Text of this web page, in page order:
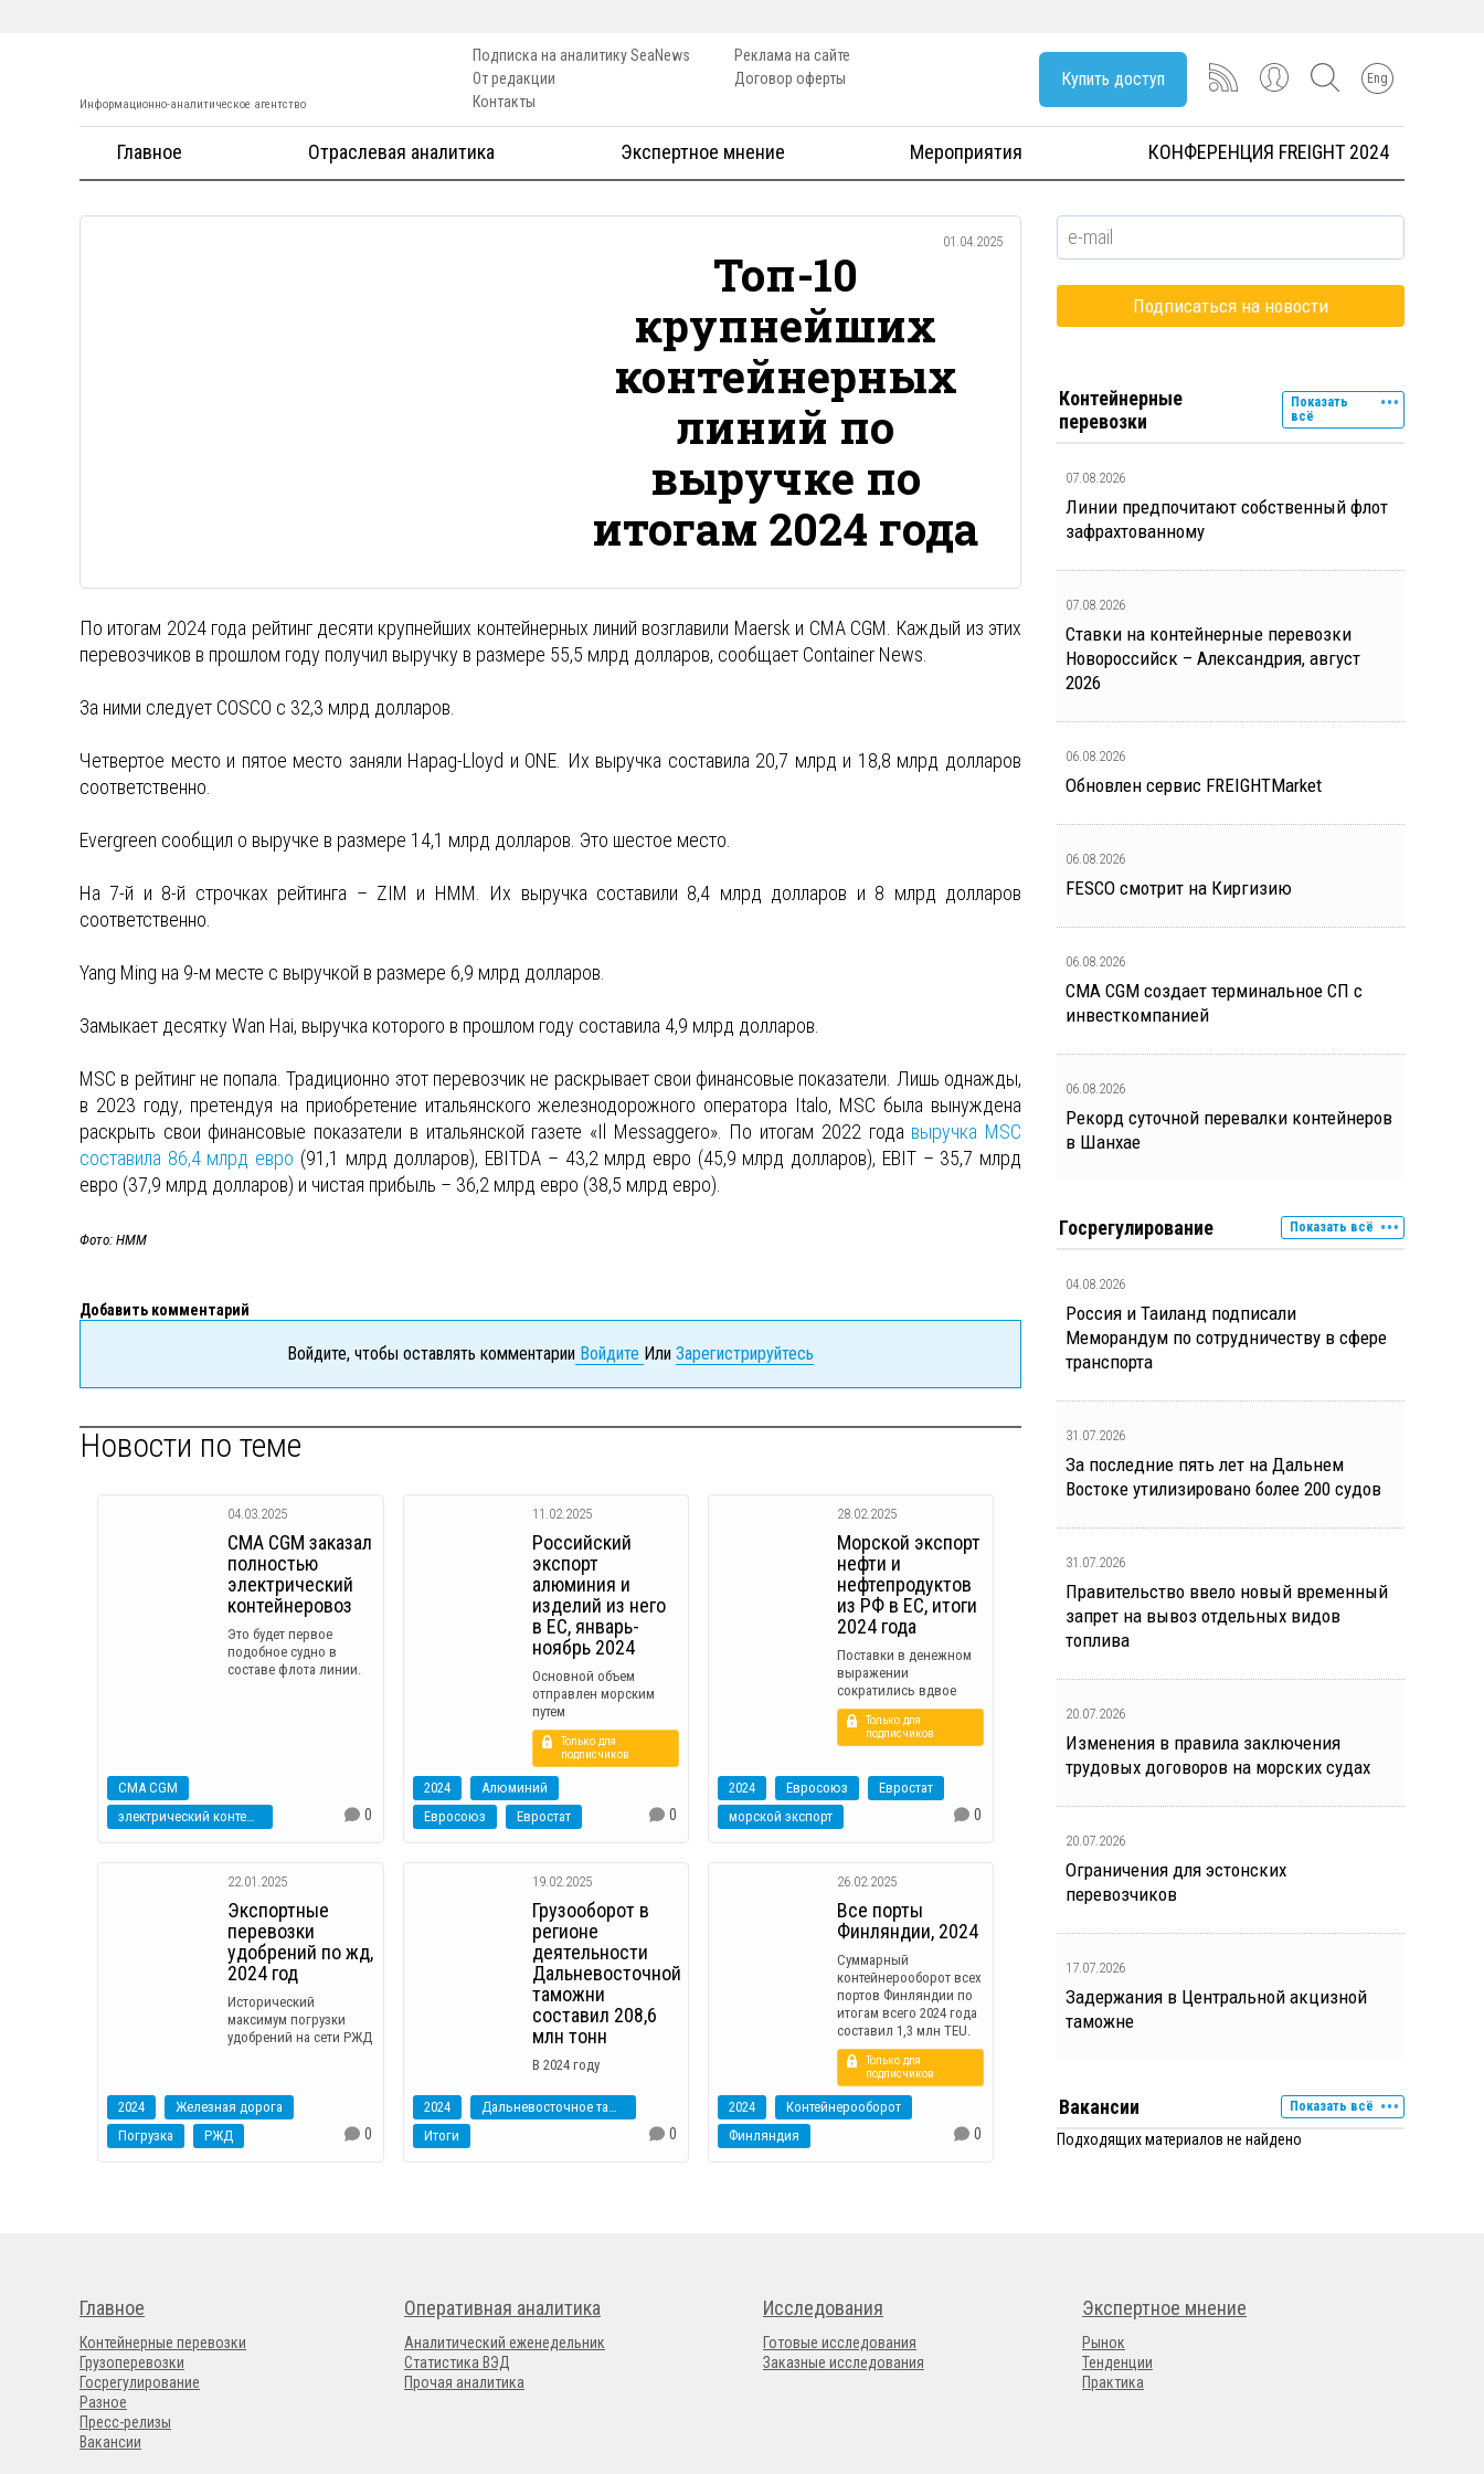
Информационно-аналитическое агентство
Подписка на аналитику SeaNews
От редакции
Контакты
Реклама на сайте
Договор оферты
Купить доступ Eng
Главное Отраслевая аналитика Экспертное мнение Мероприятия КОНФЕРЕНЦИЯ FREIGHT 2024
01.04.2025
Топ-10
крупнейших
контейнерных
линий по
выручке по
итогам 2024 года
По итогам 2024 года рейтинг десяти крупнейших контейнерных линий возглавили Maersk и CMA CGM. Каждый из этих
перевозчиков в прошлом году получил выручку в размере 55,5 млрд долларов, сообщает Container News.
За ними следует COSCO с 32,3 млрд долларов.
Четвертое место и пятое место заняли Hapag-Lloyd и ONE. Их выручка составила 20,7 млрд и 18,8 млрд долларов
соответственно.
Evergreen сообщил о выручке в размере 14,1 млрд долларов. Это шестое место.
На 7-й и 8-й строчках рейтинга – ZIM и HMM. Их выручка составили 8,4 млрд долларов и 8 млрд долларов
соответственно.
Yang Ming на 9-м месте с выручкой в размере 6,9 млрд долларов.
Замыкает десятку Wan Hai, выручка которого в прошлом году составила 4,9 млрд долларов.
MSC в рейтинг не попала. Традиционно этот перевозчик не раскрывает свои финансовые показатели. Лишь однажды,
в 2023 году, претендуя на приобретение итальянского железнодорожного оператора Italo, MSC была вынуждена
раскрыть свои финансовые показатели в итальянской газете «Il Messaggero». По итогам 2022 года выручка MSC
составила 86,4 млрд евро (91,1 млрд долларов), EBITDA – 43,2 млрд евро (45,9 млрд долларов), EBIT – 35,7 млрд
евро (37,9 млрд долларов) и чистая прибыль – 36,2 млрд евро (38,5 млрд евро).
Фото: HMM
Добавить комментарий
Войдите, чтобы оставлять комментарии Войдите Или Зарегистрируйтесь
Новости по теме
04.03.2025
CMA CGM заказал
полностью
электрический
контейнеровоз
Это будет первое
подобное судно в
составе флота линии.
CMA CGM
электрический контейнеровоз
0
11.02.2025
Российский
экспорт
алюминия и
изделий из него
в ЕС, январь-
ноябрь 2024
Основной объем
отправлен морским
путем
Только для
подписчиков
2024
Алюминий
Евросоюз
Евростат 0
28.02.2025
Морской экспорт
нефти и
нефтепродуктов
из РФ в ЕС, итоги
2024 года
Поставки в денежном
выражении
сократились вдвое
Только для
подписчиков
2024 Евросоюз
Евростат
морской экспорт
0
22.01.2025
Экспортные
перевозки
удобрений по жд,
2024 год
Исторический
максимум погрузки
удобрений на сети РЖД
2024
Железная дорога
Погрузка
РЖД 0
19.02.2025
Грузооборот в
регионе
деятельности
Дальневосточной
таможни
составил 208,6
млн тонн
В 2024 году
2024
Дальневосточное таможенное управление
Итоги
0
26.02.2025
Все порты
Финляндии, 2024
Суммарный
контейнерооборот всех
портов Финляндии по
итогам всего 2024 года
составил 1,3 млн TEU.
Только для
подписчиков
2024
Контейнерооборот
Финляндия
0
Контейнерные
перевозки
Показать
всё
07.08.2026
Линии предпочитают собственный флот
зафрахтованному
07.08.2026
Ставки на контейнерные перевозки
Новороссийск – Александрия, август
2026
06.08.2026
Обновлен сервис FREIGHTMarket
06.08.2026
FESCO смотрит на Киргизию
06.08.2026
CMA CGM создает терминальное СП с
инвесткомпанией
06.08.2026
Рекорд суточной перевалки контейнеров
в Шанхае
Госрегулирование Показать всё
04.08.2026
Россия и Таиланд подписали
Меморандум по сотрудничеству в сфере
транспорта
31.07.2026
За последние пять лет на Дальнем
Востоке утилизировано более 200 судов
31.07.2026
Правительство ввело новый временный
запрет на вывоз отдельных видов
топлива
20.07.2026
Изменения в правила заключения
трудовых договоров на морских судах
20.07.2026
Ограничения для эстонских
перевозчиков
17.07.2026
Задержания в Центральной акцизной
таможне
Вакансии Показать всё
Подходящих материалов не найдено
Главное
Контейнерные перевозки
Грузоперевозки
Госрегулирование
Разное
Пресс-релизы
Вакансии
Оперативная аналитика
Аналитический еженедельник
Статистика ВЭД
Прочая аналитика
Исследования
Готовые исследования
Заказные исследования
Экспертное мнение
Рынок
Тенденции
Практика